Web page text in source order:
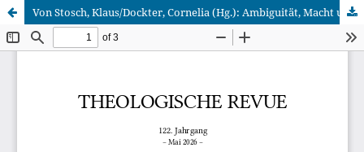
Von Stosch, Klaus/Dockter, Cornelia (Hg.): Ambiguität, Macht und die Formierung religiöser Identitäten